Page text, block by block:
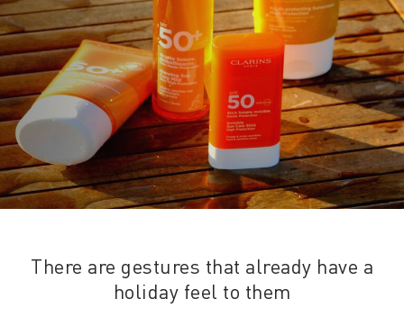
There are gestures that already have a
holiday feel to them